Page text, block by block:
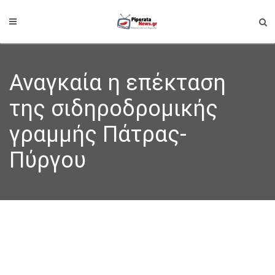
Αναγκαία η επέκταση
της σιδηροδρομικής
γραμμής Πάτρας-
Πύργου